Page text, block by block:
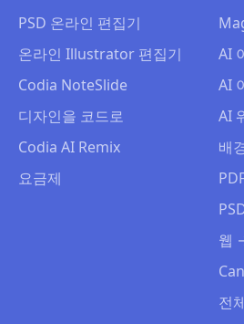
PSD 온라인 편집기
온라인 Illustrator 편집기
Codia NoteSlide
디자인을 코드로
Codia AI Remix
요금제
AI
AI
AI
배
웹
전